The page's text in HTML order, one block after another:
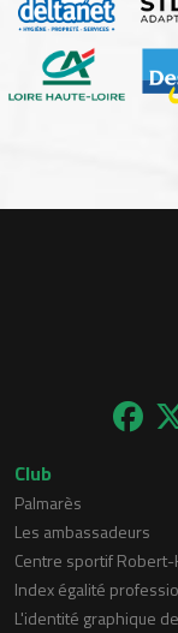
Club
Palmarès
Les ambassadeurs
Centre sportif
Index égalité
L'identité graphique